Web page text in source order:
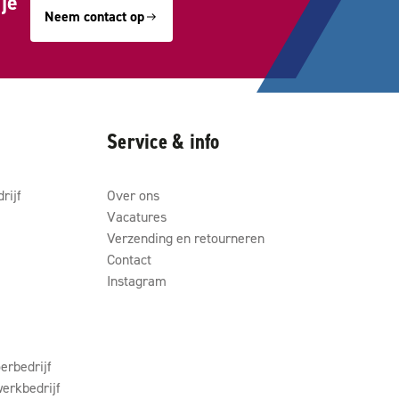
Neem contact op
Service & info
Over ons
Vacatures
Verzending en retourneren
Contact
Instagram